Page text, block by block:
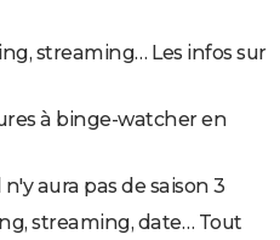
streaming… Les infos sur
à binge-watcher en
aura pas de saison 3
streaming, date… Tout